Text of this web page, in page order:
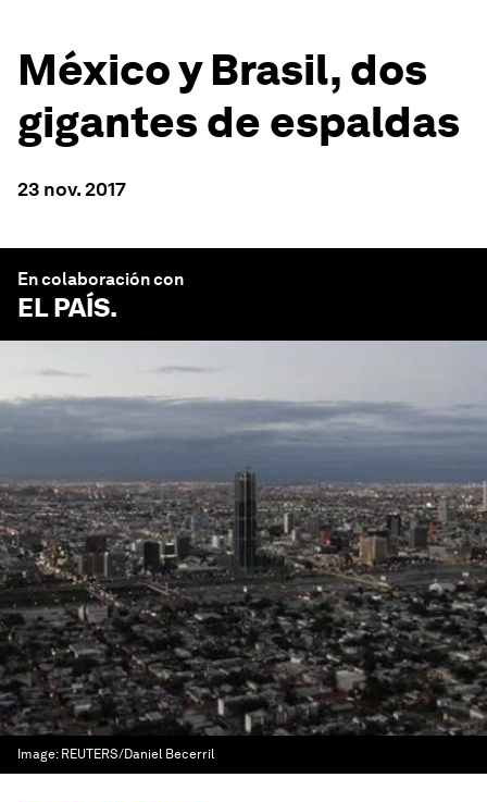
México y Brasil, dos
gigantes de espaldas
23 nov. 2017
En colaboración con
EL PAÍS.
Image: REUTERS/Daniel Becerril